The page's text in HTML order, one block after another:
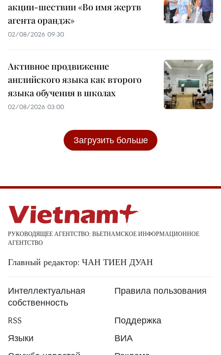
акции-шествии «Во имя жертв
агента орандж»
02/08/2026 09:30
Активное продвижение
английского языка как второго
языка обучения в школах
02/08/2026 03:00
Загрузить больше
РУКОВОДЯЩЕЕ АГЕНТСТВО: ВЬЕТНАМСКОЕ ИНФОРМАЦИОННОЕ
АГЕНТСТВО
Главный редактор: ЧАН ТИЕН ДУАН
Интеллектуальная
собственность
Правила пользования
RSS
Поддержка
Языки
ВИА